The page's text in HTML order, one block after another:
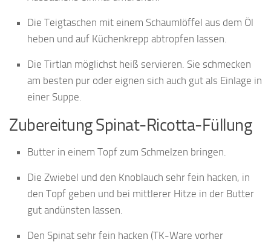
Die Teigtaschen mit einem Schaumlöffel aus dem Öl
heben und auf Küchenkrepp abtropfen lassen.
Die Tirtlan möglichst heiß servieren. Sie schmecken
am besten pur oder eignen sich auch gut als Einlage in
einer Suppe.
Zubereitung Spinat-Ricotta-Füllung
Butter in einem Topf zum Schmelzen bringen.
Die Zwiebel und den Knoblauch sehr fein hacken, in
den Topf geben und bei mittlerer Hitze in der Butter
gut andünsten lassen.
Den Spinat sehr fein hacken (TK-Ware vorher